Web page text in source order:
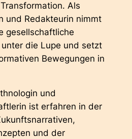
Als
und Redakteurin nimmt
gesellschaftliche
die Lupe und setzt
Bewegungen in
und
ist erfahren in der
und der